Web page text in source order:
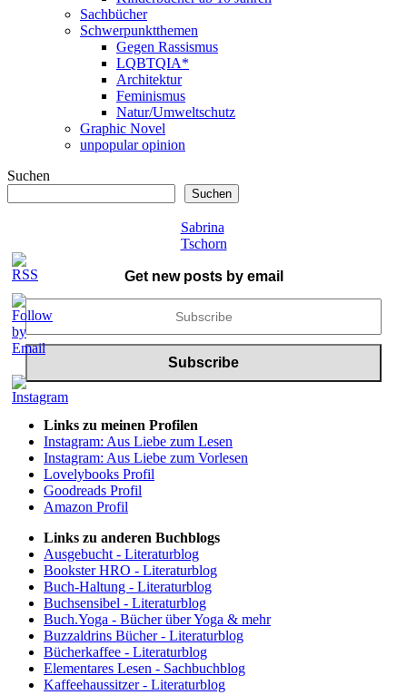
Sachbücher
Schwerpunktthemen
Gegen Rassismus
LQBTQIA*
Architektur
Feminismus
Natur/Umweltschutz
Graphic Novel
unpopular opinion
Suchen
Suchen
Sabrina
Tschorn
Get new posts by email
Links zu meinen Profilen
Instagram: Aus Liebe zum Lesen
Instagram: Aus Liebe zum Vorlesen
Lovelybooks Profil
Goodreads Profil
Amazon Profil
Links zu anderen Buchblogs
Ausgebucht - Literaturblog
Bookster HRO - Literaturblog
Buch-Haltung - Literaturblog
Buchsensibel - Literaturblog
Buch.Yoga - Bücher über Yoga & mehr
Buzzaldrins Bücher - Literaturblog
Bücherkaffee - Literaturblog
Elementares Lesen - Sachbuchblog
Kaffeehaussitzer - Literaturblog